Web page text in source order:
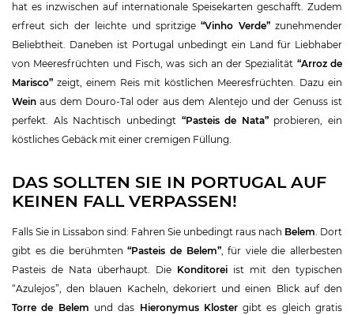
hat es inzwischen auf internationale Speisekarten geschafft. Zudem
erfreut sich der leichte und spritzige“Vinho Verde”zunehmender
Beliebtheit. Daneben ist Portugal unbedingt ein Land für Liebhaber
von Meeresfrüchten und Fisch, was sich an der Spezialität “Arroz de
Marisco” zeigt, einem Reis mit köstlichen Meeresfrüchten. Dazu ein
Weinaus dem Douro-Tal oder aus dem Alentejo und der Genuss ist
perfekt. Als Nachtisch unbedingt “Pasteis de Nata”probieren, ein
köstliches Gebäck mit einer cremigen Füllung.
DAS SOLLTEN SIE IN PORTUGAL AUF
KEINEN FALL VERPASSEN!
Falls Sie in Lissabon sind: Fahren Sie unbedingt raus nach Belem. Dort
gibt es die berühmten“Pasteis de Belem”, für viele die allerbesten
Pasteis de Nata überhaupt. Die Konditorei ist mit den typischen
“Azulejos”, den blauen Kacheln, dekoriert und einen Blick auf den
Torre de Belem und das Hieronymus Klostergibt es gleich gratis